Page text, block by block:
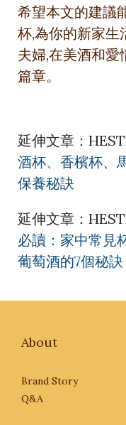
希望本文的建議
杯,為你的新家生
夫婦,在美酒和愛
篇章。
延伸文章：
酒杯、香檳杯、
保養秘訣
延伸文章：
必讀：家中常見
葡萄酒的7個秘訣
About
Brand Story
Q&A